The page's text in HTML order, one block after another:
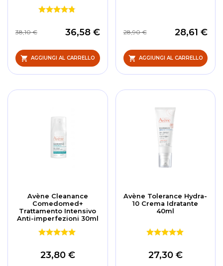
36,58 €
38,10 €
AGGIUNGI AL CARRELLO
28,61 €
28,90 €
AGGIUNGI AL CARRELLO
Avène Cleanance
Comedomed+
Trattamento Intensivo
Anti-imperfezioni 30ml
23,80 €
Avène Tolerance Hydra-
10 Crema Idratante
40ml
27,30 €